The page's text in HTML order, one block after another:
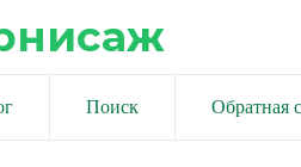
Поиск Обратная